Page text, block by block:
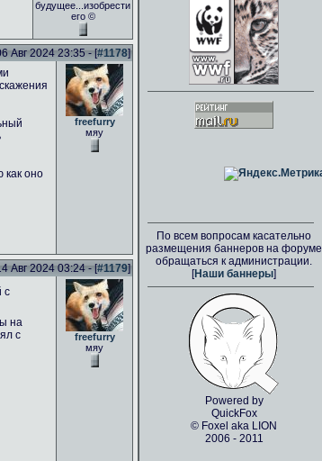
будущее...изобрести
его ©
Авг 2024 23:35 - [#1178]
как оно
freefurry
мяу
Авг 2024 03:24 - [#1179]
с
на
с
freefurry
мяу
По всем вопросам касательно
размещения баннеров на форуме
обращаться к администрации.
[Наши баннеры]
Powered by
QuickFox
© Foxel aka LION
2006 - 2011